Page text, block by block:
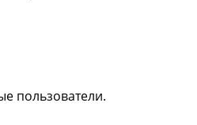
пользователи.